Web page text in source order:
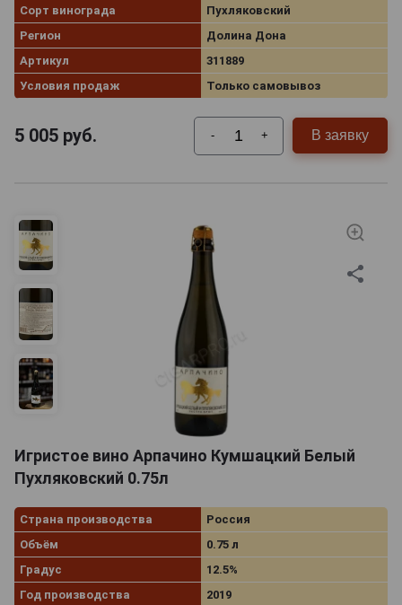
Сорт винограда
Пухляковский
Регион
Долина Дона
Артикул
311889
Условия продаж
Только самовывоз
5 005 руб. - + В заявку
Игристое вино Арпачино Кумшацкий Белый
Пухляковский 0.75л
Страна производства
Россия
Объём
0.75 л
Градус
12.5%
Год производства
2019